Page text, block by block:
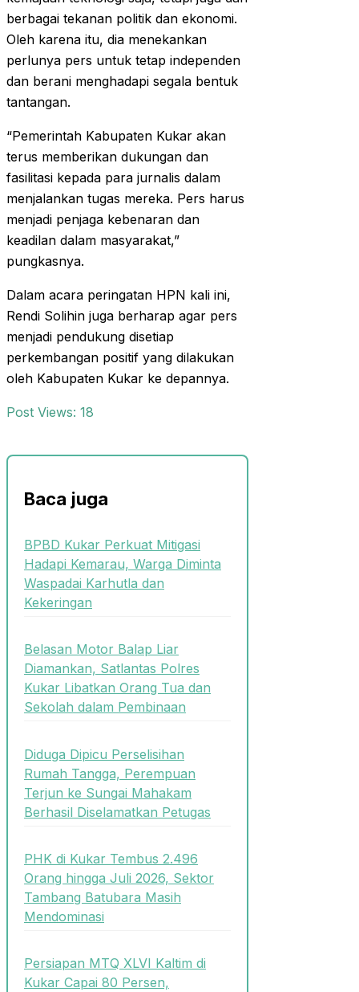
berbagai tekanan politik dan ekonomi.
Oleh karena itu, dia menekankan
perlunya pers untuk tetap independen
dan berani menghadapi segala bentuk
tantangan.
“Pemerintah Kabupaten Kukar akan
terus memberikan dukungan dan
fasilitasi kepada para jurnalis dalam
menjalankan tugas mereka. Pers harus
menjadi penjaga kebenaran dan
keadilan dalam masyarakat,”
pungkasnya.
Dalam acara peringatan HPN kali ini,
Rendi Solihin juga berharap agar pers
menjadi pendukung disetiap
perkembangan positif yang dilakukan
oleh Kabupaten Kukar ke depannya.
Post Views: 18
Baca juga
BPBD Kukar Perkuat Mitigasi
Hadapi Kemarau, Warga Diminta
Waspadai Karhutla dan
Kekeringan
Belasan Motor Balap Liar
Diamankan, Satlantas Polres
Kukar Libatkan Orang Tua dan
Sekolah dalam Pembinaan
Diduga Dipicu Perselisihan
Rumah Tangga, Perempuan
Terjun ke Sungai Mahakam
Berhasil Diselamatkan Petugas
PHK di Kukar Tembus 2.496
Orang hingga Juli 2026, Sektor
Tambang Batubara Masih
Mendominasi
Persiapan MTQ XLVI Kaltim di
Kukar Capai 80 Persen,